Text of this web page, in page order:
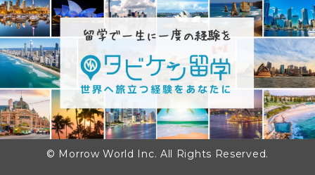
© Morrow World Inc. All Rights Reserved.